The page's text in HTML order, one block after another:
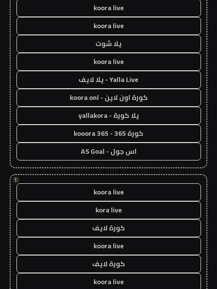
koora live
koora live
يلا شوت
koora live
Yalla Live - يلا لايف
كورة اون لاين - koora onl
يلا كورة - yallakora
كورة 365 - kooora 365
اس جول - AS Goal
!
koora live
kora live
كورة لايف
koora live
كورة لايف
koora live